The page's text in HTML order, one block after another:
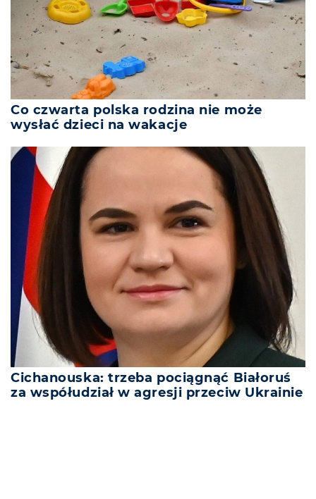
Co czwarta polska rodzina nie może
wysłać dzieci na wakacje
Cichanouska: trzeba pociągnąć Białoruś
za współudział w agresji przeciw Ukrainie